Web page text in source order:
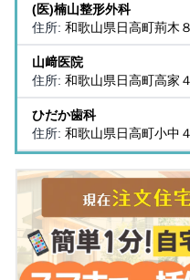
(医)楠山整形外科
住所: 和歌山県日高町荊木８
山﨑医院
住所: 和歌山県日高町高家
ひだか歯科
住所: 和歌山県日高町小中